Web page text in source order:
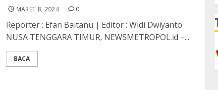
MARET 8, 2024 0
Reporter : Efan Baitanu | Editor : Widi Dwiyanto
NUSA TENGGARA TIMUR, NEWSMETROPOL.id –...
BACA